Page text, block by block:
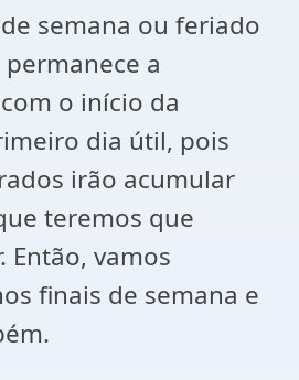
semana ou feriado
a
o início da
dia útil, pois
irão acumular
teremos que
Então, vamos
finais de semana e